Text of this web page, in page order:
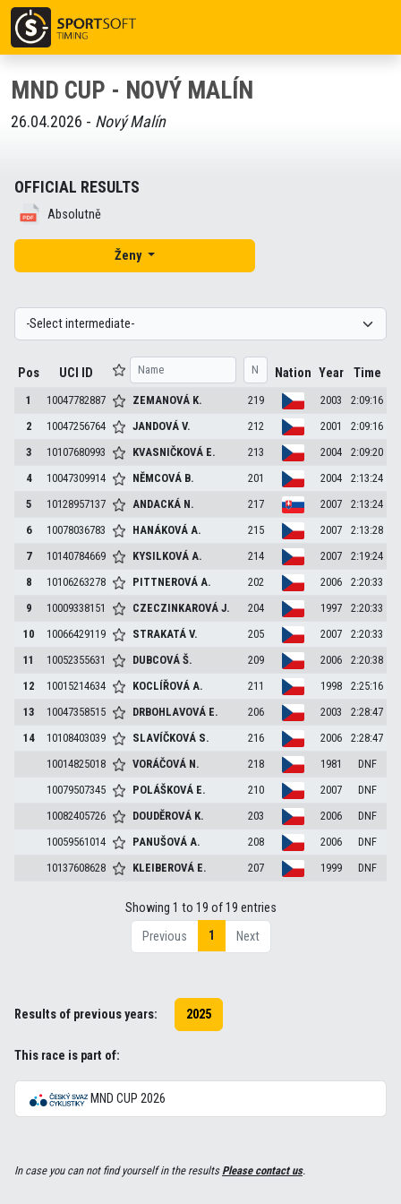
MND CUP - NOVÝ MALÍN
26.04.2026 - Nový Malín
OFFICIAL RESULTS
Absolutně
Ženy
Pos UCI ID Nation Year Time
1 10047782887 ZEMANOVÁ K. 219 2003
2:09:16
2
10047256764 JANDOVÁV. 212 2001
2:09:16
3
10107680993 KVASNIČKOVÁ E. 213 2004
2:09:20
4
10047309914 NĚMCOVÁ B. 201 2004
2:13:24
5
10128957137 ANDACKÁ N. 217 2007
2:13:24
6
10078036783 HANÁKOVÁA. 215 2007
2:13:28
7
10140784669 KYSILKOVÁA. 214 2007
2:19:24
8
10106263278 PITTNEROVÁA. 202 2006
2:20:33
9
10009338151 CZECZINKAROVÁJ. 204 1997
2:20:33
10
10066429119 STRAKATÁV. 205 2007
2:20:33
11
10052355631 DUBCOVÁŠ. 209 2006
2:20:38
12
10015214634 KOCLÍŘOVÁA. 211 1998
2:25:16
13
10047358515 DRBOHLAVOVÁ E. 206 2003
2:28:47
14
10108403039 SLAVÍČKOVÁ S. 216 2006
2:28:47
10014825018
VORÁČOVÁ N. 218 1981
DNF
10079507345
POLÁŠKOVÁ E. 210 2007
DNF
10082405726
DOUDĚROVÁ K. 203 2006
DNF
10059561014
PANUŠOVÁA. 208 2006
DNF
10137608628
KLEIBEROVÁ E. 207 1999 DNF
Showing 1 to 19 of 19 entries
Previous
1 Next
Results of previous years: 2025
This race is part of:
MND CUP 2026
In case you can not find yourself in the resultsPlease contact us.